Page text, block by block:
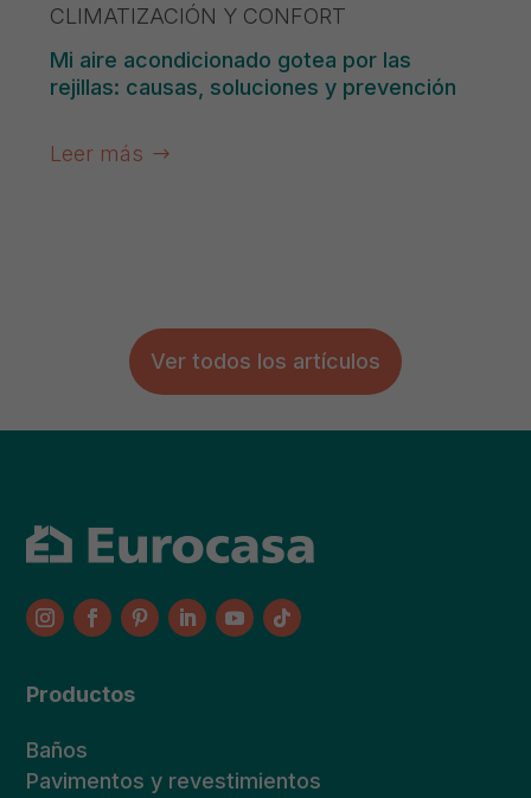
Mi aire acondicionado gotea por las
rejillas: causas, soluciones y prevención
CLIMATIZACIÓN Y CONFORT
Leer más
Ver todos los artículos
Productos
Baños
Pavimentos y revestimientos